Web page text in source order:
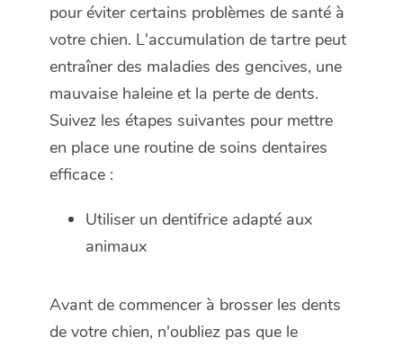
pour éviter certains problèmes de santé à
votre chien. L'accumulation de tartre peut
entraîner des maladies des gencives, une
mauvaise haleine et la perte de dents.
Suivez les étapes suivantes pour mettre
en place une routine de soins dentaires
efficace :
Utiliser un dentifrice adapté aux
animaux
Avant de commencer à brosser les dents
de votre chien, n'oubliez pas que le